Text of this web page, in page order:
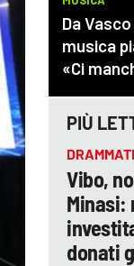
PIÙ
Vibo,
Minasi:
donati